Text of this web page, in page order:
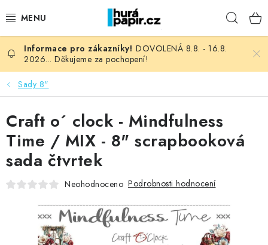
na
NOVINKY
HURÁ DÍLNA
VŠECHNO ZBOŽÍ
KNIHAŘSKÝ MATERIÁL
OBLÍBENÉ ♥️
FOTORECENZE
DOVOLENÁ 8.8. - 16.8.
2026... Děkujeme za pochopení!
Sady 8"
Craft o´ clock - Mindfulness
Time / MIX - 8" scrapbooková
sada čtvrtek
Neohodnoceno Podrobnosti hodnocení